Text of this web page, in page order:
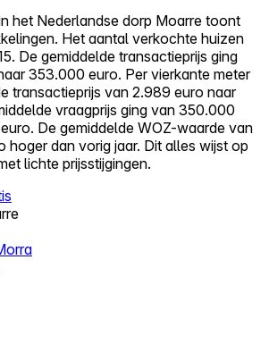
het Nederlandse dorp Moarre toont
Het aantal verkochte huizen
De gemiddelde transactieprijs ging
353.000 euro. Per vierkante meter
transactieprijs van 2.989 euro naar
vraagprijs ging van 350.000
De gemiddelde WOZ-waarde van
hoger dan vorig jaar. Dit alles wijst op
lichte prijsstijgingen.